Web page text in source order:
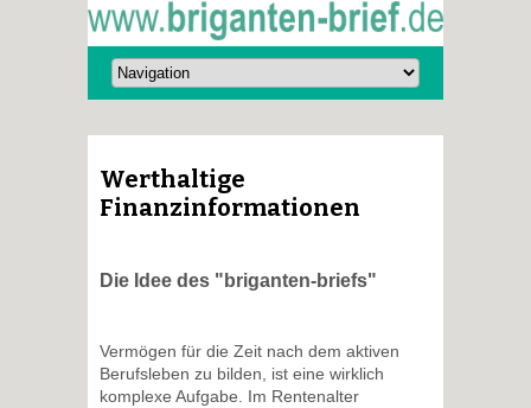
Werthaltige
Finanzinformationen
Die Idee des "briganten-briefs"
Vermögen für die Zeit nach dem aktiven
Berufsleben zu bilden, ist eine wirklich
komplexe Aufgabe. Im Rentenalter